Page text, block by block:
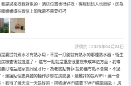
是過來找我對象的，酒店位置也很好找，客服姐姐人也很好，因為
姐姐還在微信上問我需不需要打掃
評價於：2025年04月24日
要提前煮水才有熱水用，不是一打開就有熱水的那種熱水器，衞生
檢查後就退還了。 還有一點就是重慶很重視未成年這方面，我帶
打電話給家長同意才行，為老闆點贊👍 投影儀有點不會開，不過
建議貼個更具體的操作步驟在房間裏。最難評的是WIFI，連一會
我待了幾天沒一天是好的，掃碼連WIFI還要下WIFI萬能鑰匙。 房